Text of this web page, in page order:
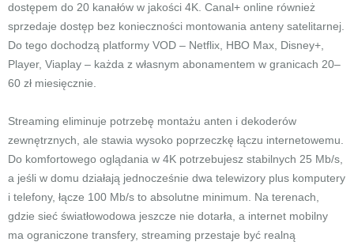
dostępem do 20 kanałów w jakości 4K. Canal+ online również
sprzedaje dostęp bez konieczności montowania anteny satelitarnej.
Do tego dochodzą platformy VOD – Netflix, HBO Max, Disney+,
Player, Viaplay – każda z własnym abonamentem w granicach 20–
60 zł miesięcznie.
Streaming eliminuje potrzebę montażu anten i dekoderów
zewnętrznych, ale stawia wysoko poprzeczkę łączu internetowemu.
Do komfortowego oglądania w 4K potrzebujesz stabilnych 25 Mb/s,
a jeśli w domu działają jednocześnie dwa telewizory plus komputery
i telefony, łącze 100 Mb/s to absolutne minimum. Na terenach,
gdzie sieć światłowodowa jeszcze nie dotarła, a internet mobilny
ma ograniczone transfery, streaming przestaje być realną